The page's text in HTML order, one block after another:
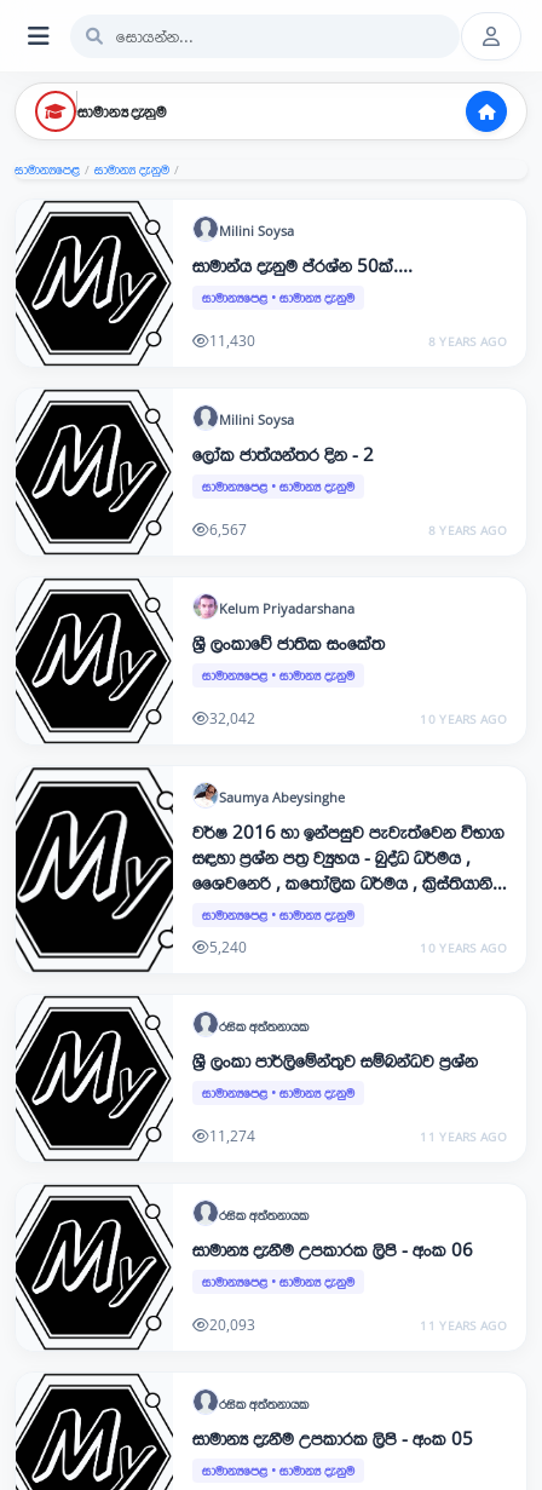
සාමාන්‍ය දැනුම
සාමාන්‍යපෙළ / සාමාන්‍ය දැනුම /
Milini Soysa
සාමාන්ය දැනුම ප්රශ්න 50ක්....
සාමාන්‍යපෙළ • සාමාන්‍ය දැනුම
11,430 8 YEARS AGO
Milini Soysa
ලෝක ජාත්යන්තර දින - 2
සාමාන්‍යපෙළ • සාමාන්‍ය දැනුම
6,567 8 YEARS AGO
Kelum Priyadarshana
ශ්‍රී ලංකාවේ ජාතික සංකේත
සාමාන්‍යපෙළ • සාමාන්‍ය දැනුම
32,042 10 YEARS AGO
Saumya Abeysinghe
වර්ෂ 2016 හා ඉන්පසුව පැවැත්වෙන විභාග
සඳහා ප්‍රශ්න පත්‍ර ව්‍යුහය - බුද්ධ ධර්මය ,
ශෛවනෙරි , කතෝලික ධර්මය , ක්‍රිස්තියානි
ධර්මය , ඉස්ලාම්, සිංහල භාෂාව හා සාහිත්‍ය ,
සාමාන්‍යපෙළ • සාමාන්‍ය දැනුම
5,240 10 YEARS AGO
රසික අත්තනායක
ශ්‍රී ලංකා පාර්ලිමේන්තුව සම්බන්ධව ප්‍රශ්න
සාමාන්‍යපෙළ • සාමාන්‍ය දැනුම
11,274 11 YEARS AGO
රසික අත්තනායක
සාමාන්‍ය දැනීම උපකාරක ලිපි - අංක 06
සාමාන්‍යපෙළ • සාමාන්‍ය දැනුම
20,093 11 YEARS AGO
රසික අත්තනායක
සාමාන්‍ය දැනීම උපකාරක ලිපි - අංක 05
සාමාන්‍යපෙළ • සාමාන්‍ය දැනුම